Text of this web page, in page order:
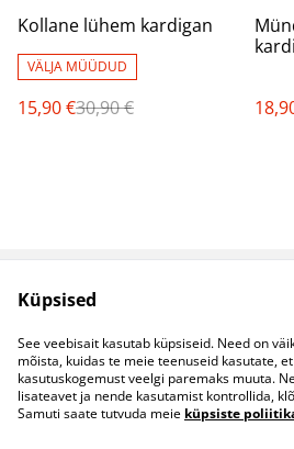
%
Kollane lühem kardigan
VÄLJA MÜÜDUD
15,90 €30,90 €
%
Müügitingimused
Küpsised
B2B
Küpsised
See veebisait kasutab küpsiseid. Need on
mõista, kuidas te meie teenuseid kasutate,
kasutuskogemust veelgi paremaks muuta.
lisateavet ja nende kasutamist kontrollida,
Samuti saate tutvuda meie küpsiste